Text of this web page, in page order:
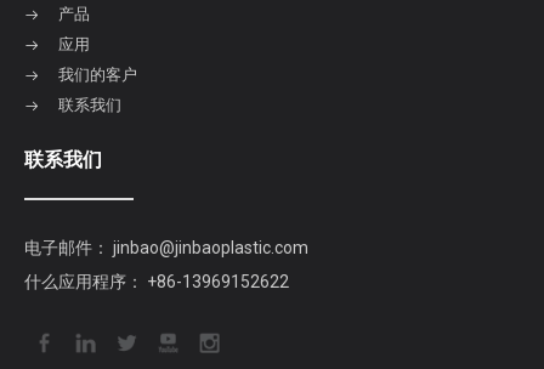
产品
应用
我们的客户
联系我们
联系我们
电子邮件： jinbao@jinbaoplastic.com
什么应用程序： +86-13969152622